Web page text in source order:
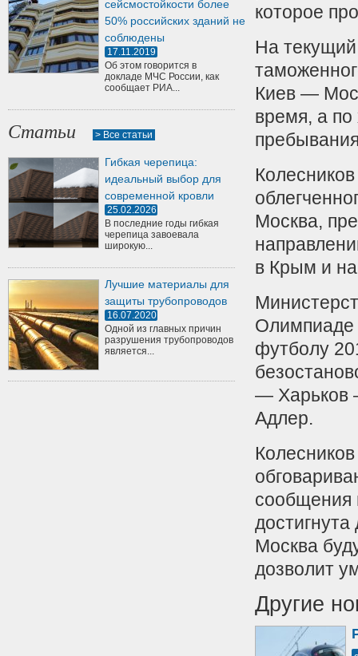
сейсмостойкости более
50% российских зданий не
соблюдены
17.11.2019
Об этом говорится в
докладе МЧС России, как
сообщает РИА...
Статьи > Все статьи
Гибкая черепица:
идеальный выбор для
современной кровли
25.02.2026
В последние годы гибкая
черепица завоевала
широкую...
Лучшие материалы для
защиты трубопроводов
16.07.2020
Одной из главных причин
разрушения трубопроводов
является...
которое
На
Киев —
время, а
Москва,
в Крым и
Олимпиаде
футболу
— Харьков
Адлер.
сообщения
Москва
дозволит
Другие